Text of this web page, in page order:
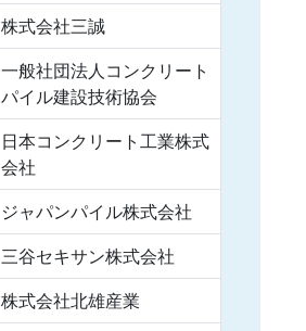
株式会社三誠
一般社団法人コンクリート
パイル建設技術協会
日本コンクリート工業株式
会社
ジャパンパイル株式会社
三谷セキサン株式会社
株式会社北雄産業